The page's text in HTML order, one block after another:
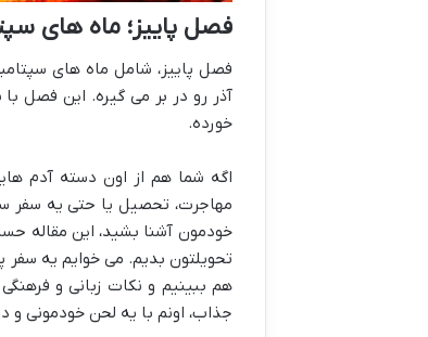
فصل پاییز؛ ماه های سپتامبر تا
آذر رو در بر می گیره. این فصل
خورده.
اگه شما هم از اون دسته آدم
مهاجرت، تحصیل یا حتی یه سفر
خودمون آشنا بشید، این مقاله
تحویلتون بدیم. می خوایم یه سفر
هم ببینیم و نکات زبانی و
جذاب، اونم با یه لحن خودمونی و